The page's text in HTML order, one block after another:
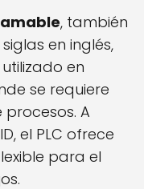
, también
en inglés,
en
se requiere
A
el PLC ofrece
para el